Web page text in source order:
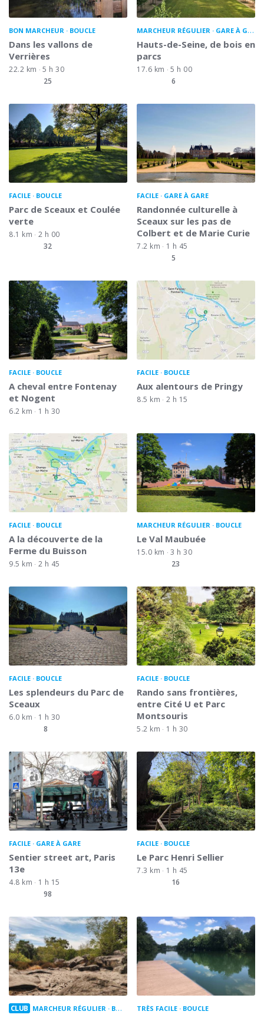
BON MARCHEUR BOUCLE
Dans les vallons de
Verrières
22.2 km
5 h 30
25
MARCHEUR RÉGULIER GARE À GARE
Hauts-de-Seine, de bois en
parcs
17.6 km
5 h 00
6
FACILE BOUCLE
Parc de Sceaux et Coulée
verte
8.1 km
2 h 00
32
FACILE GARE À GARE
Randonnée culturelle à
Sceaux sur les pas de
Colbert et de Marie Curie
7.2 km
1 h 45
5
FACILE BOUCLE
A cheval entre Fontenay
et Nogent
6.2 km 1 h 30
FACILE BOUCLE
Aux alentours de Pringy
8.5 km 2 h 15
FACILE BOUCLE
A la découverte de la
Ferme du Buisson
9.5 km 2 h 45
MARCHEUR RÉGULIER BOUCLE
Le Val Maubuée
15.0 km
3 h 30
23
FACILE BOUCLE
Les splendeurs du Parc de
Sceaux
6.0 km
1 h 30
8
FACILE BOUCLE
Rando sans frontières,
entre Cité U et Parc
Montsouris
5.2 km 1 h 30
FACILE GARE À GARE
Sentier street art, Paris
13e
4.8 km
1 h 15
98
FACILE BOUCLE
Le Parc Henri Sellier
7.3 km
1 h 45
16
CLUB MARCHEUR RÉGULIER BOUCLE TRÈS FACILE BOUCLE